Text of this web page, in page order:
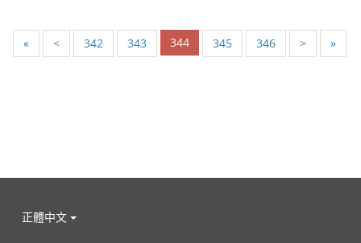
« < 342 343 344 345 346 > »
正體中文